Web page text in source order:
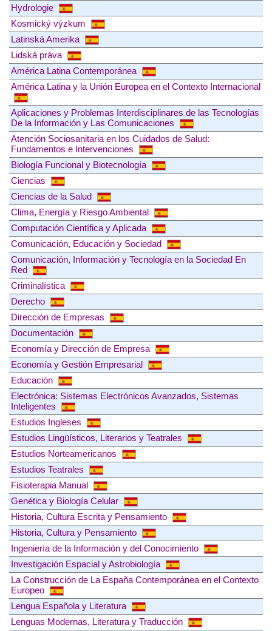
Hydrologie
Kosmický výzkum
Latinská Amerika
Lidská práva
América Latina Contemporánea
América Latina y la Unión Europea en el Contexto Internacional
Aplicaciones y Problemas Interdisciplinares de las Tecnologías
De la Información y Las Comunicaciones
Atención Sociosanitaria en los Cuidados de Salud:
Fundamentos e Intervenciones
Biología Funcional y Biotecnología
Ciencias
Ciencias de la Salud
Clima, Energía y Riesgo Ambiental
Computación Científica y Aplicada
Comunicación, Educación y Sociedad
Comunicación, Información y Tecnología en la Sociedad En
Red
Criminalística
Derecho
Dirección de Empresas
Documentación
Economía y Dirección de Empresa
Economía y Gestión Empresarial
Educación
Electrónica: Sistemas Electrónicos Avanzados, Sistemas
Inteligentes
Estudios Ingleses
Estudios Lingüísticos, Literarios y Teatrales
Estudios Norteamericanos
Estudios Teatrales
Fisioterapia Manual
Genética y Biología Celular
Historia, Cultura Escrita y Pensamiento
Historia, Cultura y Pensamiento
Ingeniería de la Información y del Conocimiento
Investigación Espacial y Astrobiología
La Construcción de La España Contemporánea en el Contexto
Europeo
Lengua Española y Literatura
Lenguas Modernas, Literatura y Traducción